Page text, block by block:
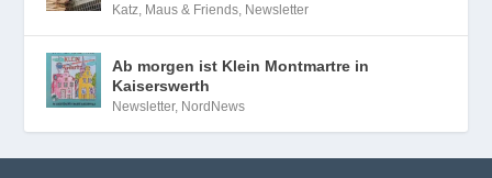
Katz, Maus & Friends Newsletter
Ab morgen ist Klein Montmartre in
Kaiserswerth
Newsletter, NordNews